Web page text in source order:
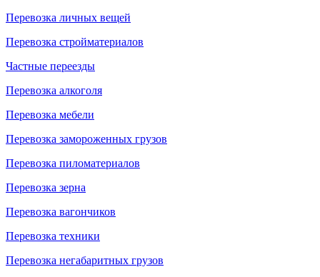
Перевозка личных вещей
Перевозка стройматериалов
Частные переезды
Перевозка алкоголя
Перевозка мебели
Перевозка замороженных грузов
Перевозка пиломатериалов
Перевозка зерна
Перевозка вагончиков
Перевозка техники
Перевозка негабаритных грузов